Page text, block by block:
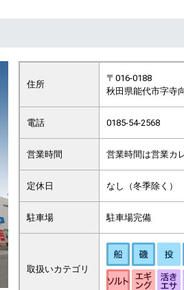
住所
〒016-0188
秋田県能代市字寺
電話 0185-54-2568
営業時間 営業時間は営業カ
定休日 なし（冬季除く）
駐車場 駐車場完備
取扱いカテゴリ